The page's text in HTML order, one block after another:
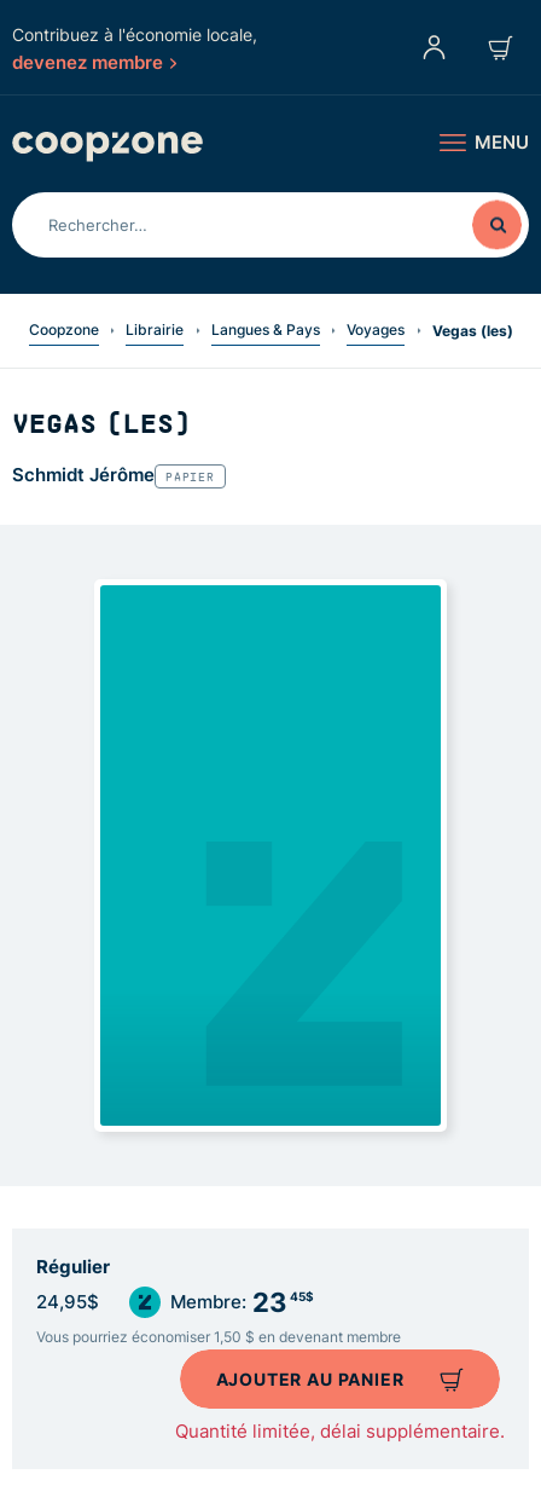
Contribuez à l'économie locale,
devenez membre
MENU
Coopzone Librairie Langues & Pays Voyages Vegas (les)
VEGAS (LES)
Schmidt Jérôme PAPIER
Régulier
24,95$ Membre: 23 45$
Vous pourriez économiser 1,50 $ en devenant membre
AJOUTER AU PANIER
Quantité limitée, délai supplémentaire.